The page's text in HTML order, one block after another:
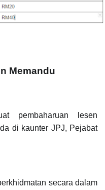
Memandu
pembaharuan lesen
di kaunter JPJ, Pejabat
secara dalam